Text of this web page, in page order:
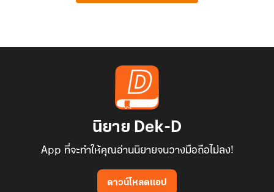
นิยาย Dek-D
App ที่จะทำให้คุณอ่านนิยายจนวางมือถือไม่ลง!
ดาวน์โหลดแอป